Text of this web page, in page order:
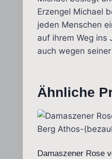
Erzengel Michael
jeden Menschen
auf ihrem Weg ins
auch wegen
Ähnliche
Damaszener Rose